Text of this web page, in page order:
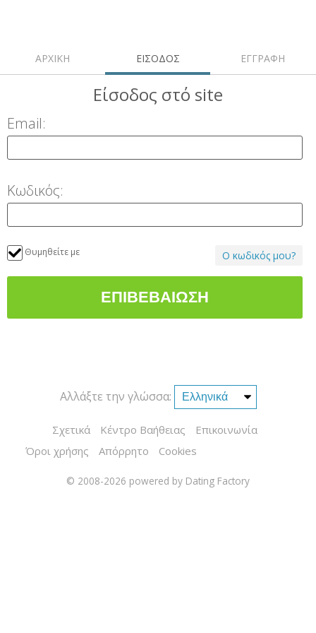
ΑΡΧΙΚΗ ΕΙΣΟΔΟΣ ΕΓΓΡΑΦΗ
Είσοδος στό site
Email:
Κωδικός:
Θυμηθείτε με Ο κωδικός μου?
Αλλάξτε την γλώσσα:
Σχετικά Κέντρο Βαήθειας
Επικοινωνία
Όροι χρήσης
Απόρρητο Cookies
© 2008-2026 powered by Dating Factory